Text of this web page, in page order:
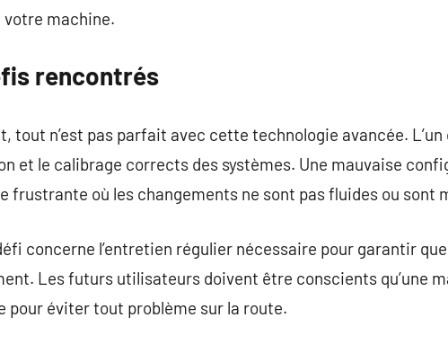
votre machine.
rencontrés
tout n’est pas parfait avec cette technologie avancée.
et le calibrage corrects des systèmes. Une mauvaise
frustrante où les changements ne sont pas fluides ou sont
concerne l’entretien régulier nécessaire pour garantir
Les futurs utilisateurs doivent être conscients qu’une
pour éviter tout problème sur la route.